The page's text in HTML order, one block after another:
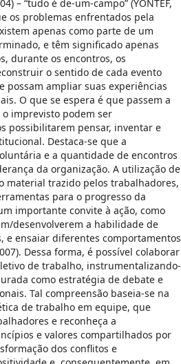
– “tudo é de-um-campo” (YONTEF,
os problemas enfrentados pela
apenas como parte de um
e têm significado apenas
durante os encontros, os
o sentido de cada evento
possam ampliar suas experiências
O que se espera é que passem a
imprevisto podem ser
possibilitarem pensar, inventar e
Destaca-se que a
e a quantidade de encontros
da organização. A utilização de
material trazido pelos trabalhadores,
para o progresso da
importante convite à ação, como
desenvolverem a habilidade de
e ensaiar diferentes comportamentos
Dessa forma, é possível colaborar
de trabalho, instrumentalizando-
como estratégia de debate e
Tal compreensão baseia-se na
de trabalho em equipe, que
e reconheça a
e valores compartilhados por
dos conflitos e